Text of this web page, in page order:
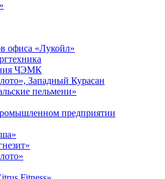
офиса «Лукойл»
ЧЭМК
Западный Курасан
пельмени»
предприятии